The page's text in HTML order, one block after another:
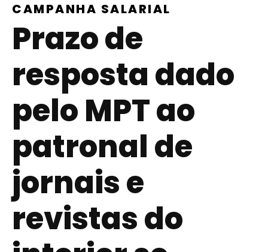
CAMPANHA SALARIAL
Prazo de
resposta dado
pelo MPT ao
patronal de
jornais e
revistas do